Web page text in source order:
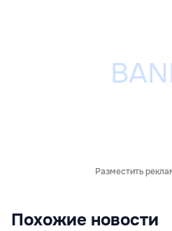
Разместить
Похожие новости